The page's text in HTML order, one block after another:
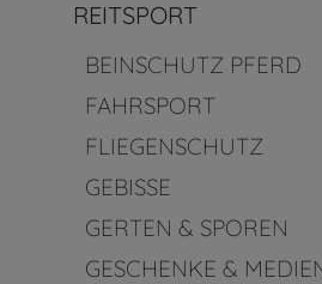
REITSPORT
BEINSCHUTZ PFERD
FAHRSPORT
FLIEGENSCHUTZ
GEBISSE
GERTEN & SPOREN
GESCHENKE &